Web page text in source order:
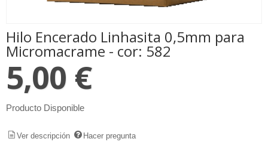
Hilo Encerado Linhasita 0,5mm para
Micromacrame - cor: 582
5,00 €
Producto Disponible
Ver descripción Hacer pregunta